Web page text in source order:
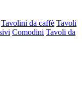
Tavolini da caffè Tavoli
Comodini Tavoli da